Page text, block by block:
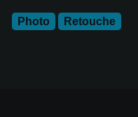
Photo Retouche